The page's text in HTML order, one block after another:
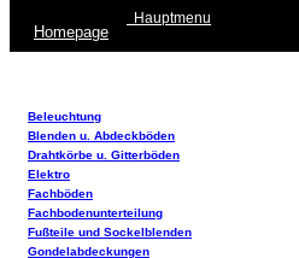
Homepage
Hauptmenu
Beleuchtung
Blenden u. Abdeckböden
Drahtkörbe u. Gitterböden
Elektro
Fachböden
Fachbodenunterteilung
Fußteile und Sockelblenden
Gondelabdeckungen